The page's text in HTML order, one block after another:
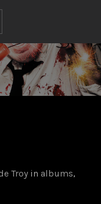
du Hard & Heavy
Troy in albums,